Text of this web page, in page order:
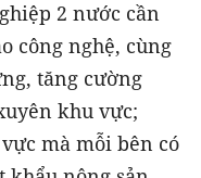
2 nước cần
công nghệ, cùng
tăng cường
khu vực;
mà mỗi bên có